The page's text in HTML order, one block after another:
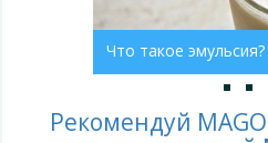
Что такое эмульсия?
Рекомендуй